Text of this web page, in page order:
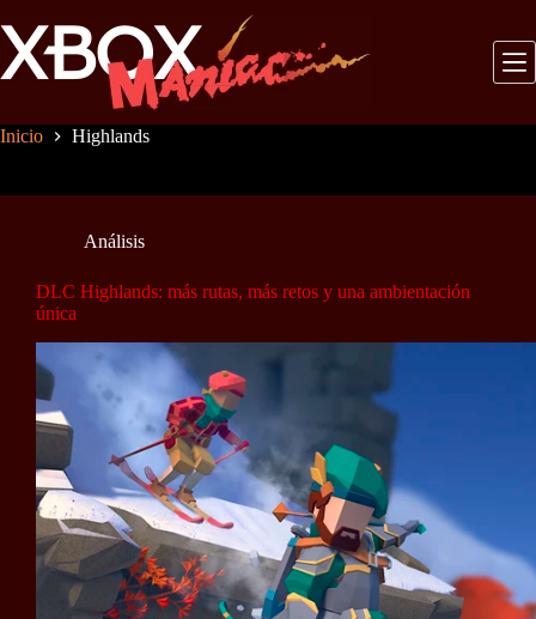
al
contenido
Inicio Highlands
Análisis
DLC Highlands: más rutas, más retos y una ambientación
única